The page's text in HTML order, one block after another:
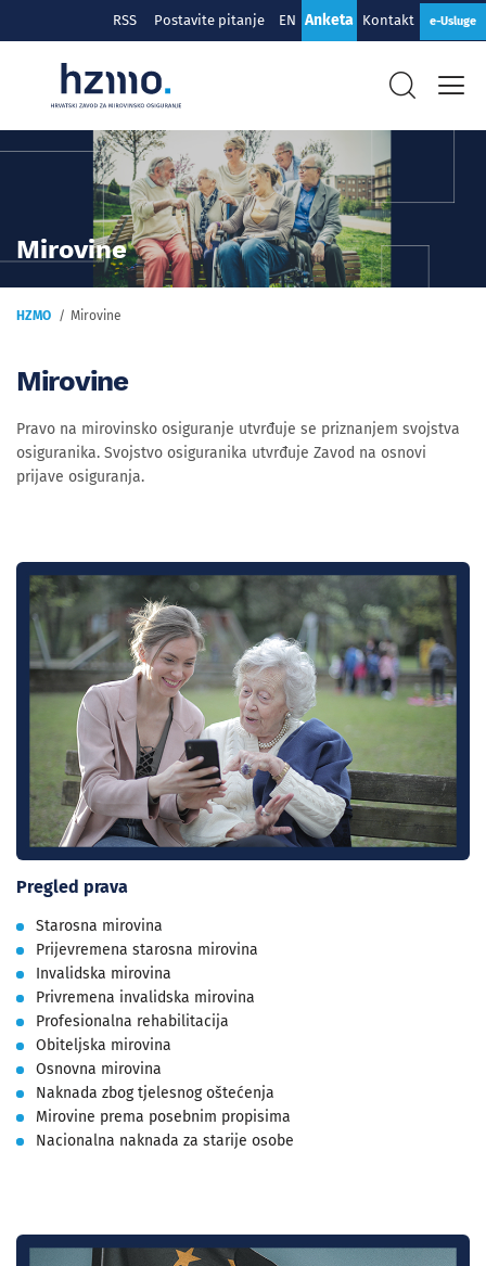
RSS Postavite pitanje EN Anketa Kontakt e-Usluge
Mirovine
HZMO Mirovine
Mirovine
Pravo na mirovinsko osiguranje utvrđuje se priznanjem svojstva
osiguranika. Svojstvo osiguranika utvrđuje Zavod na osnovi
prijave osiguranja.
Pregled prava
Starosna mirovina
Prijevremena starosna mirovina
Invalidska mirovina
Privremena invalidska mirovina
Profesionalna rehabilitacija
Obiteljska mirovina
Osnovna mirovina
Naknada zbog tjelesnog oštećenja
Mirovine prema posebnim propisima
Nacionalna naknada za starije osobe